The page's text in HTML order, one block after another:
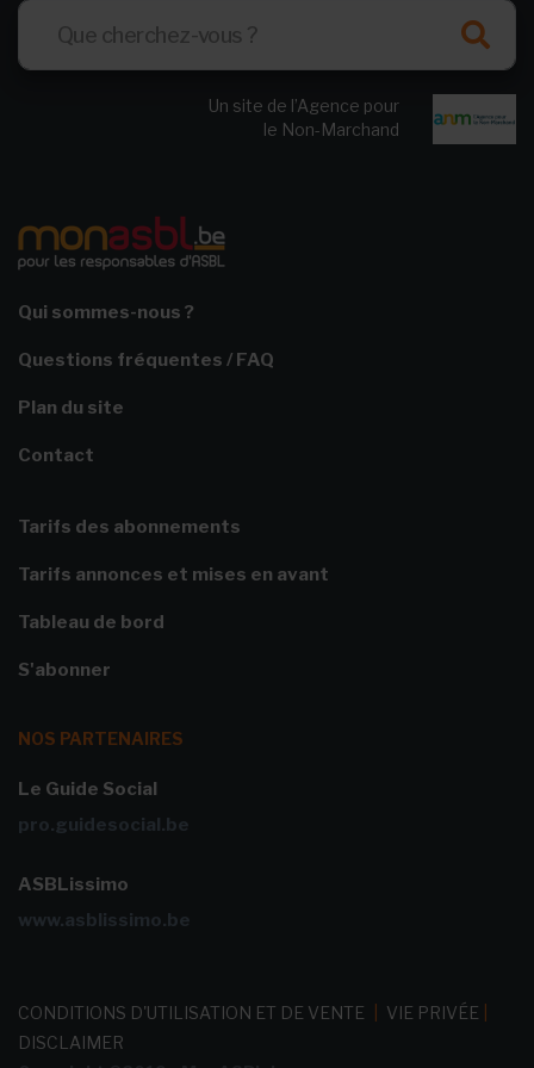
Un site de l’Agence pour
le Non-Marchand
Qui sommes-nous ?
Questions fréquentes / FAQ
Plan du site
Contact
Tarifs des abonnements
Tarifs annonces et mises en avant
Tableau de bord
S'abonner
NOS PARTENAIRES
Le Guide Social
pro.guidesocial.be
ASBLissimo
www.asblissimo.be
CONDITIONS D'UTILISATION ET DE VENTE VIE PRIVÉE
DISCLAIMER